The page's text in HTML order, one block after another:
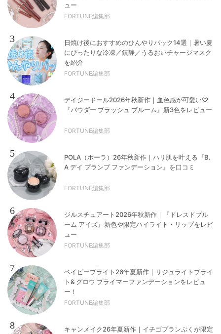
ュー
FORTUNE編集部
3
日焼け後におすすめのひんやりパック14選｜暑い夏
にぴったりな冷凍／鎮静／うるおいチャージマスク
を紹介
FORTUNE編集部
4
デイジードール2026年秋新作｜血色感が可愛い♡
『パウダー ブラッシュ ブルーム』新3色をレビュー
FORTUNE編集部
5
POLA（ポーラ）26年秋新作｜ハリ肌を叶える『B.
A デイ プランプ ファンデーション』を口コミ
FORTUNE編集部
6
ジルスチュアート2026年秋新作｜『ドレスドブル
ーム アイズ』新色や限定ハイライト・リップをレビ
ュー
FORTUNE編集部
7
ベイビーブライト26年夏新作｜リジュライトブライ
ト& グロウ プライマーファンデーションをレビュ
ー！
FORTUNE編集部
8
キャンメイク26年夏新作｜イチゴプランぷくが限定